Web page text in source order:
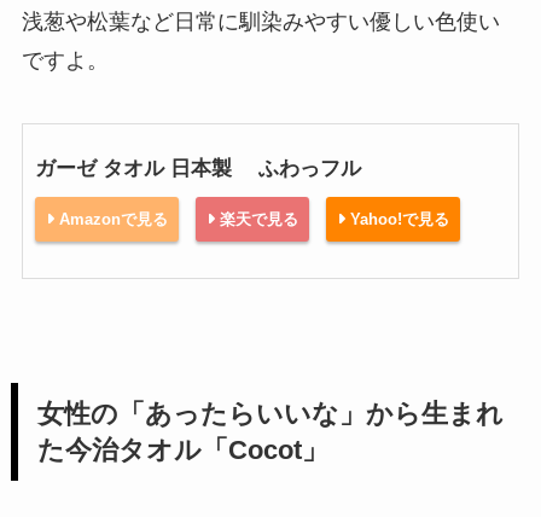
浅葱や松葉など日常に馴染みやすい優しい色使い
ですよ。
ガーゼ タオル 日本製 ふわっフル
Amazonで見る 楽天で見る Yahoo!で見る
女性の「あったらいいな」から生まれ
た今治タオル「Cocot」